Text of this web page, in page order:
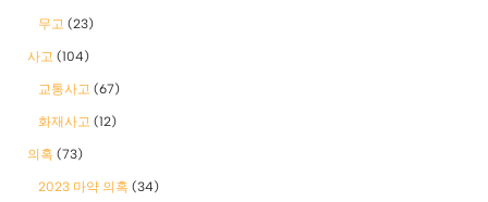
무고 (23)
사고 (104)
교통사고 (67)
화재사고 (12)
의혹 (73)
2023 마약 의혹 (34)